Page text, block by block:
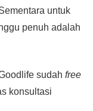
untuk
penuh adalah
sudah free
konsultasi